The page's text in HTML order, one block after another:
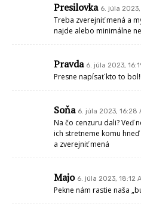
Presilovka 6. júla 2023,
Treba zverejniť mená a
najde alebo minimálne
Pravda 6. júla 2023,
Presne napísať kto to
Soňa 6. júla 2023, 16:28
Na čo cenzuru dali? Veď
ich stretneme komu
a zverejniť mená
Majo 6. júla 2023, 18:12
Pekne nám rastie naša